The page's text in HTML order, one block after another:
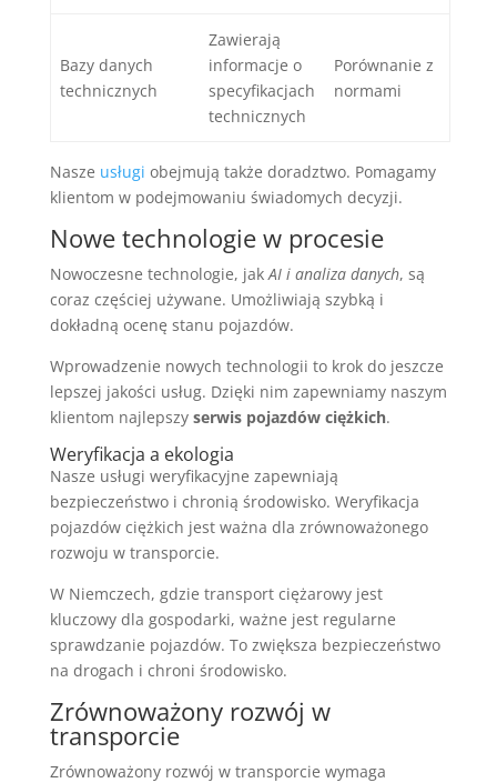
Bazy danych
technicznych
Zawierają
informacje o
specyfikacjach
technicznych
Porównanie z
normami
Nasze usługi obejmują także doradztwo. Pomagamy
klientom w podejmowaniu świadomych decyzji.
Nowe technologie w procesie
Nowoczesne technologie, jakAI i analiza danych, są
coraz częściej używane. Umożliwiają szybką i
dokładną ocenę stanu pojazdów.
Wprowadzenie nowych technologii to krok do jeszcze
lepszej jakości usług. Dzięki nim zapewniamy naszym
klientom najlepszy serwis pojazdów ciężkich.
Weryfikacja a ekologia
Nasze usługi weryfikacyjne zapewniają
bezpieczeństwo i chronią środowisko. Weryfikacja
pojazdów ciężkich jest ważna dla zrównoważonego
rozwoju w transporcie.
W Niemczech, gdzie transport ciężarowy jest
kluczowy dla gospodarki, ważne jest regularne
sprawdzanie pojazdów. To zwiększa bezpieczeństwo
na drogach i chroni środowisko.
Zrównoważony rozwój w
transporcie
Zrównoważony rozwój w transporcie wymaga